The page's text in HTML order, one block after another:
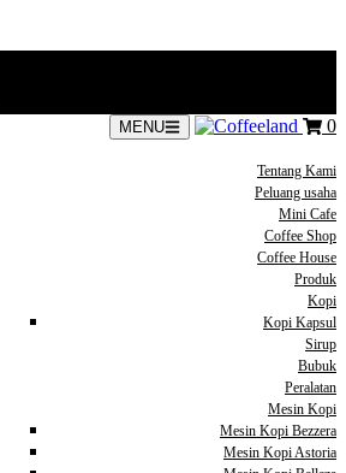
MENU 0
Tentang Kami
Peluang usaha
Mini Cafe
Coffee Shop
Coffee House
Produk
Kopi
Kopi Kapsul
Sirup
Bubuk
Peralatan
Mesin Kopi
Mesin Kopi Bezzera
Mesin Kopi Astoria